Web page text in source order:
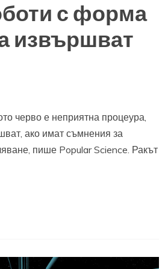
с форма
извършват
черво е неприятна процеура,
ако имат съмнения за
пише Popular Science. Ракът